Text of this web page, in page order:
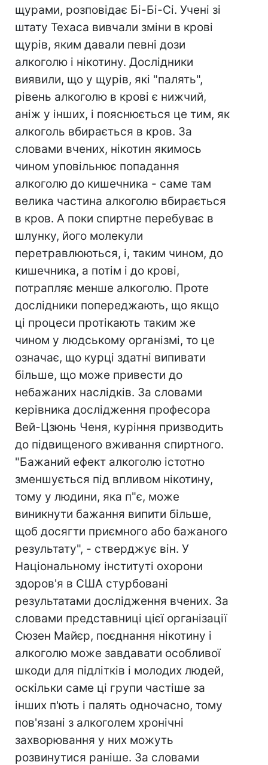
щурами, розповідає Бі-Бі-Сі. Учені зі
штату Техаса вивчали зміни в крові
щурів, яким давали певні дози
алкоголю і нікотину. Дослідники
виявили, що у щурів, які "палять",
рівень алкоголю в крові є нижчий,
аніж у інших, і пояснюється це тим, як
алкоголь вбирається в кров. За
словами вчених, нікотин якимось
чином уповільнює попадання
алкоголю до кишечника - саме там
велика частина алкоголю вбирається
в кров. А поки спиртне перебуває в
шлунку, його молекули
перетравлюються, і, таким чином, до
кишечника, а потім і до крові,
потрапляє менше алкоголю. Проте
дослідники попереджають, що якщо
ці процеси протікають таким же
чином у людському організмі, то це
означає, що курці здатні випивати
більше, що може привести до
небажаних наслідків. За словами
керівника дослідження професора
Вей-Цзюнь Ченя, куріння призводить
до підвищеного вживання спиртного.
"Бажаний ефект алкоголю істотно
зменшується під впливом нікотину,
тому у людини, яка п"є, може
виникнути бажання випити більше,
щоб досягти приємного або бажаного
результату", - стверджує він. У
Національному інституті охорони
здоров'я в США стурбовані
результатами дослідження вчених. За
словами представниці цієї організації
Сюзен Майєр, поєднання нікотину і
алкоголю може завдавати особливої
шкоди для підлітків і молодих людей,
оскільки саме ці групи частіше за
інших п'ють і палять одночасно, тому
пов'язані з алкоголем хронічні
захворювання у них можуть
розвинутися раніше. За словами